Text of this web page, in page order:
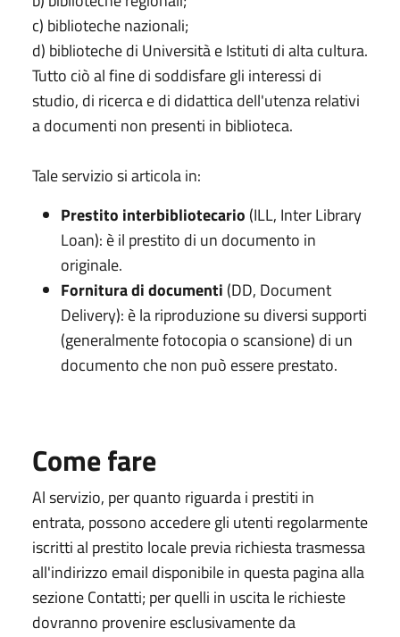
c) biblioteche nazionali;
d) biblioteche di Università e Istituti di alta cultura.
Tutto ciò al fine di soddisfare gli interessi di
studio, di ricerca e di didattica dell'utenza relativi
a documenti non presenti in biblioteca.
Tale servizio si articola in:
Prestito interbibliotecario (ILL, Inter Library
Loan): è il prestito di un documento in
originale.
Fornitura di documenti (DD, Document
Delivery): è la riproduzione su diversi supporti
(generalmente fotocopia o scansione) di un
documento che non può essere prestato.
Come fare
Al servizio, per quanto riguarda i prestiti in
entrata, possono accedere gli utenti regolarmente
iscritti al prestito locale previa richiesta trasmessa
all'indirizzo email disponibile in questa pagina alla
sezione Contatti; per quelli in uscita le richieste
dovranno provenire esclusivamente da